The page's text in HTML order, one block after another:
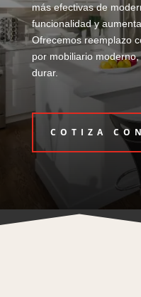
más efectivas de
funcionalidad y
Ofrecemos reemplazo
por mobiliario
durar.
COTIZA